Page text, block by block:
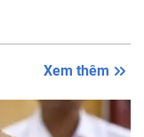
Xem thêm